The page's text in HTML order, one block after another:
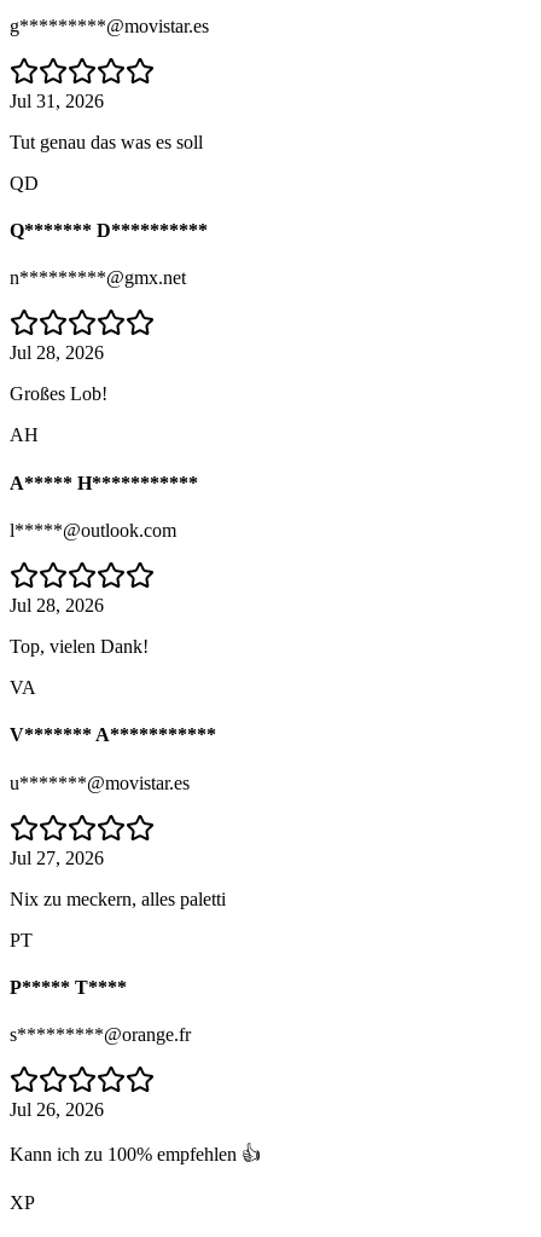
g*********@movistar.es
Jul 31, 2026
Tut genau das was es soll
QD
Q******* D**********
n*********@gmx.net
Jul 28, 2026
Großes Lob!
AH
A***** H***********
l*****@outlook.com
Jul 28, 2026
Top, vielen Dank!
VA
V******* A***********
u*******@movistar.es
Jul 27, 2026
Nix zu meckern, alles paletti
PT
P***** T****
s*********@orange.fr
Jul 26, 2026
Kann ich zu 100% empfehlen 👍
XP